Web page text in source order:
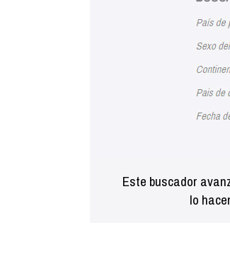
Este buscador
lo